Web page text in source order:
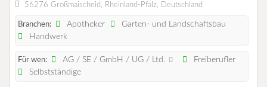
56276 Großmaischeid, Rheinland-Pfalz, Deutschland
Branchen: Apotheker
Garten- und Landschaftsbau
Handwerk
Für wen: AG / SE / GmbH / UG / Ltd.
Freiberufler
Selbstständige